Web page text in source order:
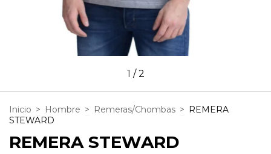
1 /2
Inicio > Hombre > Remeras/Chombas >
REMERA
STEWARD
REMERA STEWARD